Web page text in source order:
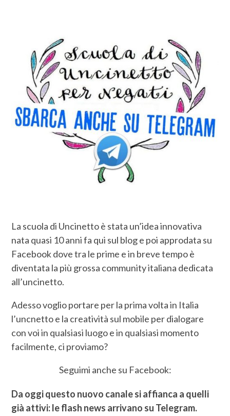
La scuola di Uncinetto è stata un’idea innovativa
nata quasi 10 anni fa qui sul blog e poi approdata su
Facebook dove tra le prime e in breve tempo è
diventata la più grossa community italiana dedicata
all’uncinetto.
Adesso voglio portare per la prima volta in Italia
l’uncnetto e la creatività sul mobile per dialogare
con voi in qualsiasi luogo e in qualsiasi momento
facilmente, ci proviamo?
Seguimi anche su Facebook:
Da oggi questo nuovo canale si affianca a quelli
già attivi: le flash news arrivano su Telegram.